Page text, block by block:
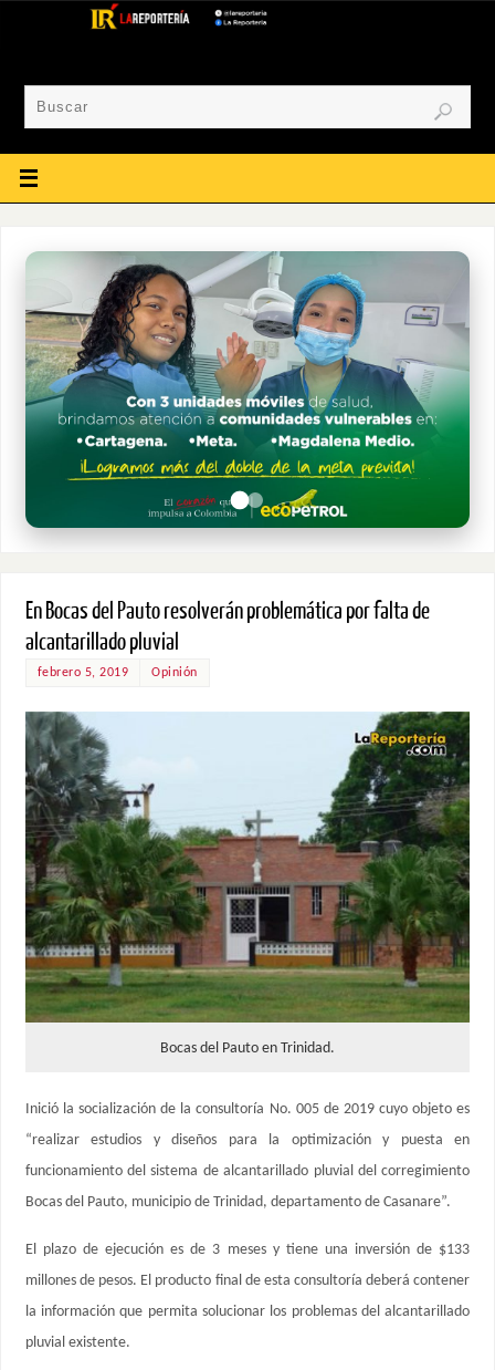
En Bocas del Pauto resolverán problemática por falta de
alcantarillado pluvial
febrero 5, 2019 Opinión
Bocas del Pauto en Trinidad.
Inició la socialización de la consultoría No. 005 de 2019 cuyo objeto es
“realizar estudios y diseños para la optimización y puesta en
funcionamiento del sistema de alcantarillado pluvial del corregimiento
Bocas del Pauto, municipio de Trinidad, departamento de Casanare”.
El plazo de ejecución es de 3 meses y tiene una inversión de $133
millones de pesos. El producto final de esta consultoría deberá contener
la información que permita solucionar los problemas del alcantarillado
pluvial existente.